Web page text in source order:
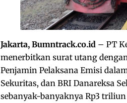
Jakarta, Bumntrack.co.id – PT
menerbitkan surat utang
Penjamin Pelaksana Emisi
Sekuritas, dan BRI Danareksa
sebanyak-banyaknya Rp3